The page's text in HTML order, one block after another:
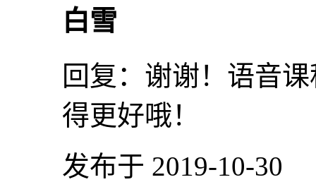
白雪
回复： 谢谢！语音
得更好哦！
发布于 2019-10-30